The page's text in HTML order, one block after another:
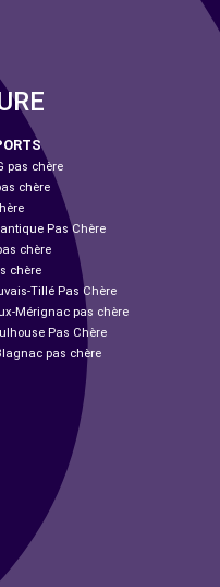
pas chère
chère
Pas Chère
chère
chère
Tillé Pas Chère
Mérignac pas chère
Pas Chère
pas chère